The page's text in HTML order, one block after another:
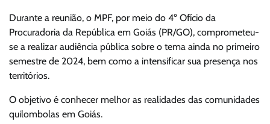
Durante a reunião, o MPF, por meio do 4º Ofício da
Procuradoria da República em Goiás (PR/GO), comprometeu-
se a realizar audiência pública sobre o tema ainda no primeiro
semestre de 2024, bem como a intensificar sua presença nos
territórios.
O objetivo é conhecer melhor as realidades das comunidades
quilombolas em Goiás.